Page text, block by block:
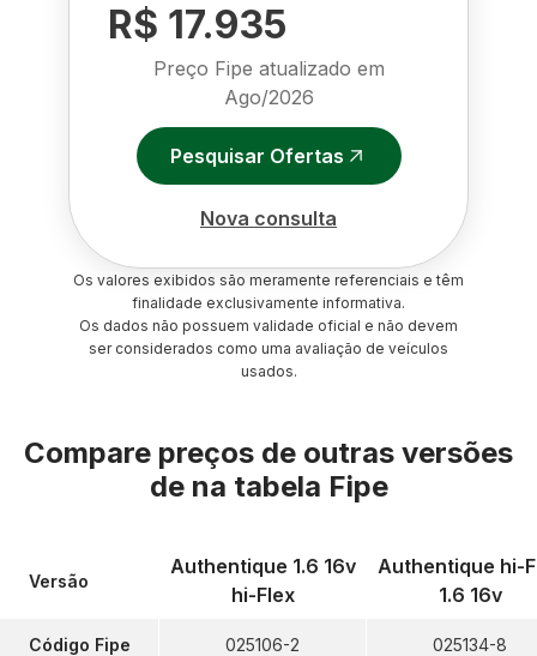
R$ 17.935
Preço Fipe atualizado em
Ago/2026
Pesquisar Ofertas
Nova consulta
Os valores exibidos são meramente referenciais e têm
finalidade exclusivamente informativa.
Os dados não possuem validade oficial e não devem
ser considerados como uma avaliação de veículos
usados.
Compare preços de outras versões
de na tabela Fipe
Versão
Código Fipe
Authentique 1.6 16v
hi-Flex
025106-2
Authentique hi-
1.6 16v
025134-8